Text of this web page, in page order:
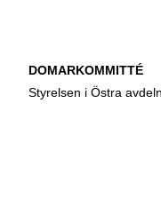
DOMARKOMMITTÉ
Styrelsen i Östra